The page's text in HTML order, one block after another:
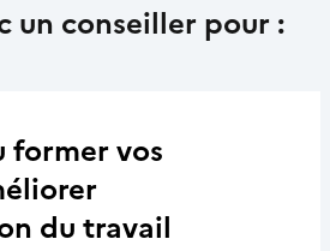
un conseiller pour :
former vos
du travail